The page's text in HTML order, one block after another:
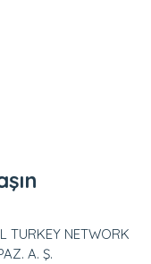
TURKEY NETWORK
A. Ş.